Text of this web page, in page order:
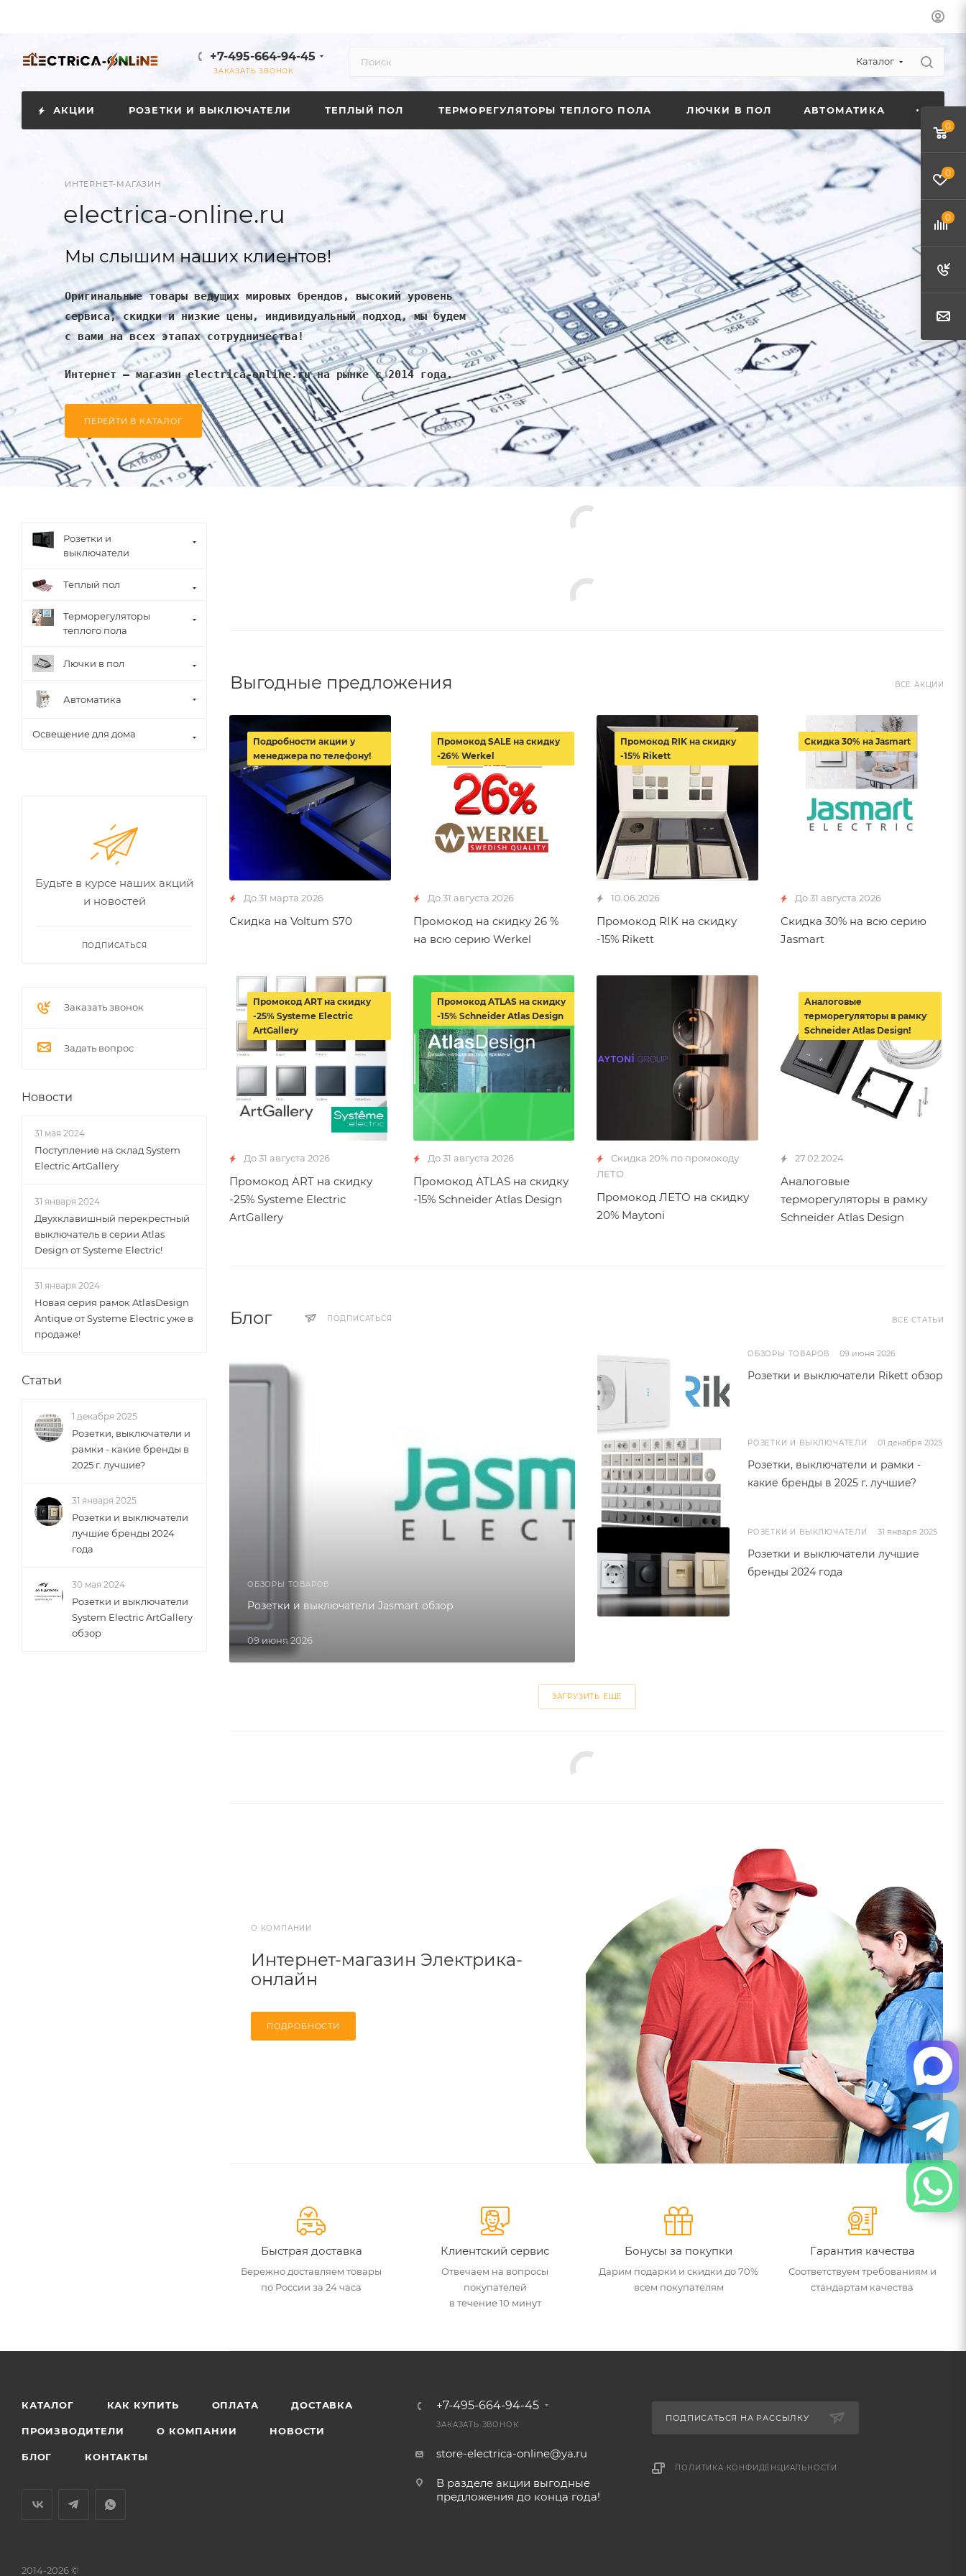
+7-495-664-94-45
ЗАКАЗАТЬ ЗВОНОК
Каталог
АКЦИИ РОЗЕТКИ И ВЫКЛЮЧАТЕЛИ ТЕПЛЫЙ ПОЛ ТЕРМОРЕГУЛЯТОРЫ ТЕПЛОГО ПОЛА ЛЮЧКИ В ПОЛ АВТОМАТИКА
ИНТЕРНЕТ-МАГАЗИН
electrica-online.ru
Мы слышим наших клиентов!
Оригинальные товары ведущих мировых брендов, высокий уровень
сервиса, скидки и низкие цены, индивидуальный подход, мы будем
с вами на всех этапах сотрудничества!
Интернет – магазин electrica-online.ru на рынке с 2014 года.
ПЕРЕЙТИ В КАТАЛОГ
Выгодные предложения ВСЕ АКЦИИ
До 31 марта 2026
Скидка на Voltum S70
Подробности акции у
менеджера по телефону!
До 31 августа 2026
Промокод на скидку 26 %
на всю серию Werkel
Промокод SALE на скидку
-26% Werkel
10.06.2026
Промокод RIK на скидку
-15% Rikett
Промокод RIK на скидку
-15% Rikett
До 31 августа 2026
Скидка 30% на всю серию
Jasmart
Скидка 30% на Jasmart
До 31 августа 2026
Промокод ART на скидку
-25% Systeme Electric
ArtGallery
Промокод ART на скидку
-25% Systeme Electric
ArtGallery
До 31 августа 2026
Промокод ATLAS на скидку
-15% Schneider Atlas Design
Промокод ATLAS на скидку
-15% Schneider Atlas Design
Скидка 20% по промокоду
ЛЕТО
Промокод ЛЕТО на скидку
20% Maytoni
27.02.2024
Аналоговые
терморегуляторы в рамку
Schneider Atlas Design
Аналоговые
терморегуляторы в рамку
Schneider Atlas Design!
Блог ПОДПИСАТЬСЯ ВСЕ СТАТЬИ
ОБЗОРЫ ТОВАРОВ
09 июня 2026
Розетки и выключатели Jasmart обзор
ОБЗОРЫ ТОВАРОВ 09 июня 2026
Розетки и выключатели Rikett обзор
РОЗЕТКИ И ВЫКЛЮЧАТЕЛИ 01 декабря 2025
Розетки, выключатели и рамки -
какие бренды в 2025 г. лучшие?
РОЗЕТКИ И ВЫКЛЮЧАТЕЛИ 31 января 2025
Розетки и выключатели лучшие
бренды 2024 года
ЗАГРУЗИТЬ ЕЩЕ
О КОМПАНИИ
Интернет-магазин Электрика-
онлайн
ПОДРОБНОСТИ
Быстрая доставка
Бережно доставляем товары
по России за 24 часа
Клиентский сервис
Отвечаем на вопросы
покупателей
в течение 10 минут
Бонусы за покупки
Дарим подарки и скидки до 70%
всем покупателям
Гарантия качества
Соответствуем требованиям и
стандартам качества
Розетки и
выключатели
Теплый пол
Терморегуляторы
теплого пола
Лючки в пол
Автоматика
Освещение для дома
Будьте в курсе наших акций
и новостей
ПОДПИСАТЬСЯ
Заказать звонок
Задать вопрос
Новости
31 мая 2024
Поступление на склад System
Electric ArtGallery
31 января 2024
Двухклавишный перекрестный
выключатель в серии Atlas
Design от Systeme Electric!
31 января 2024
Новая серия рамок AtlasDesign
Antique от Systeme Electric уже в
продаже!
Статьи
1 декабря 2025
Розетки, выключатели и
рамки - какие бренды в
2025 г. лучшие?
31 января 2025
Розетки и выключатели
лучшие бренды 2024
года
30 мая 2024
Розетки и выключатели
System Electric ArtGallery
обзор
КАТАЛОГ КАК КУПИТЬ ОПЛАТА ДОСТАВКА
ПРОИЗВОДИТЕЛИ О КОМПАНИИ НОВОСТИ
БЛОГ КОНТАКТЫ
+7-495-664-94-45
ЗАКАЗАТЬ ЗВОНОК
store-electrica-online@ya.ru
В разделе акции выгодные
предложения до конца года!
ПОДПИСАТЬСЯ НА РАССЫЛКУ
ПОЛИТИКА КОНФИДЕНЦИАЛЬНОСТИ
2014-2026 ©
0
0
0